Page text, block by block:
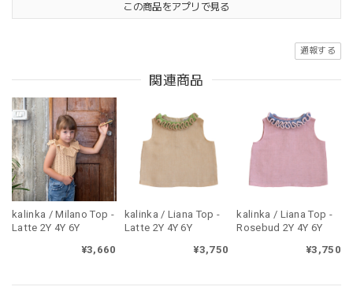
この商品をアプリで見る
通報する
関連商品
kalinka / Milano Top -
Latte 2Y 4Y 6Y
¥3,660
kalinka / Liana Top -
Latte 2Y 4Y 6Y
¥3,750
kalinka / Liana Top -
Rosebud 2Y 4Y 6Y
¥3,750